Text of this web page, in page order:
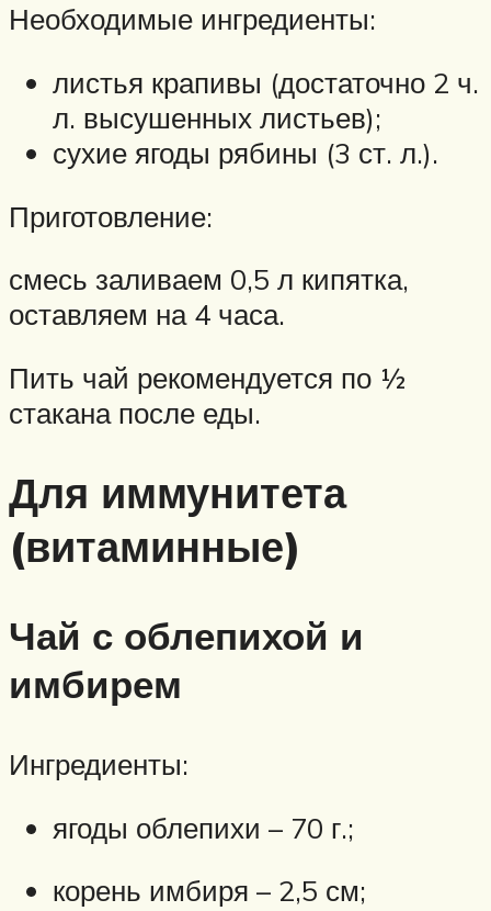
Необходимые ингредиенты:
листья крапивы (достаточно 2 ч.
л. высушенных листьев);
сухие ягоды рябины (3 ст. л.).
Приготовление:
смесь заливаем 0,5 л кипятка,
оставляем на 4 часа.
Пить чай рекомендуется по ½
стакана после еды.
Для иммунитета
(витаминные)
Чай с облепихой и
имбирем
Ингредиенты:
ягоды облепихи – 70 г.;
корень имбиря – 2,5 см;